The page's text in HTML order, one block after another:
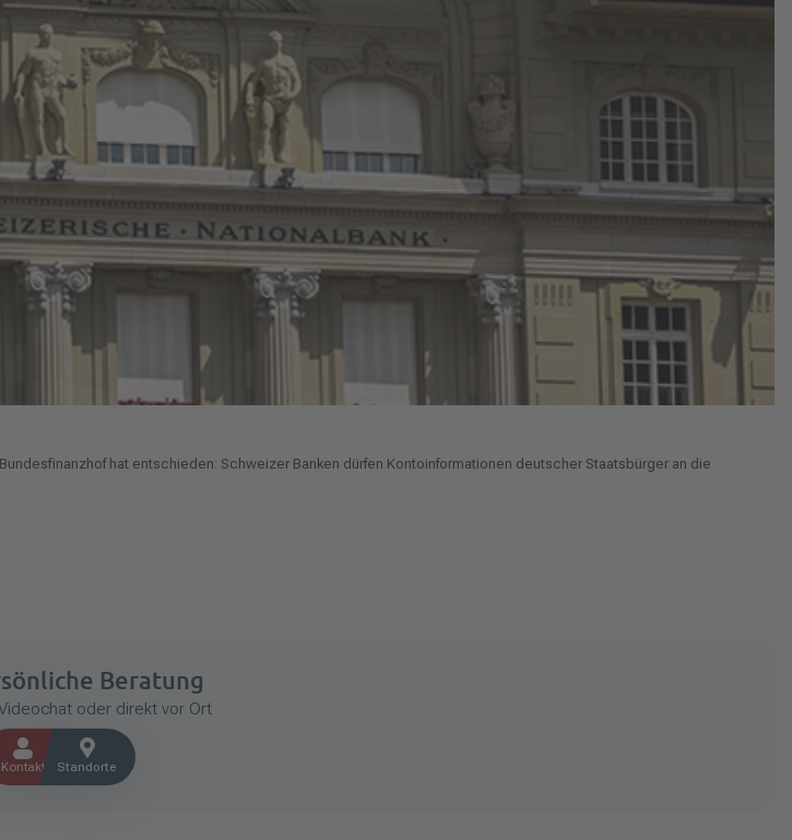
hat entschieden: Schweizer Banken dürfen Kontoinformationen deutscher Staatsbürger an die
Beratung
oder direkt vor Ort
Kontakt Standorte